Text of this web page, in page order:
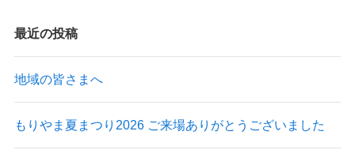
最近の投稿
地域の皆さまへ
もりやま夏まつり2026 ご来場ありがとうございました